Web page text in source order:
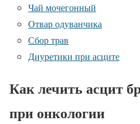
Чай мочегонный
Отвар одуванчика
Сбор трав
Диуретики при асците
Как лечить асцит
при онкологии